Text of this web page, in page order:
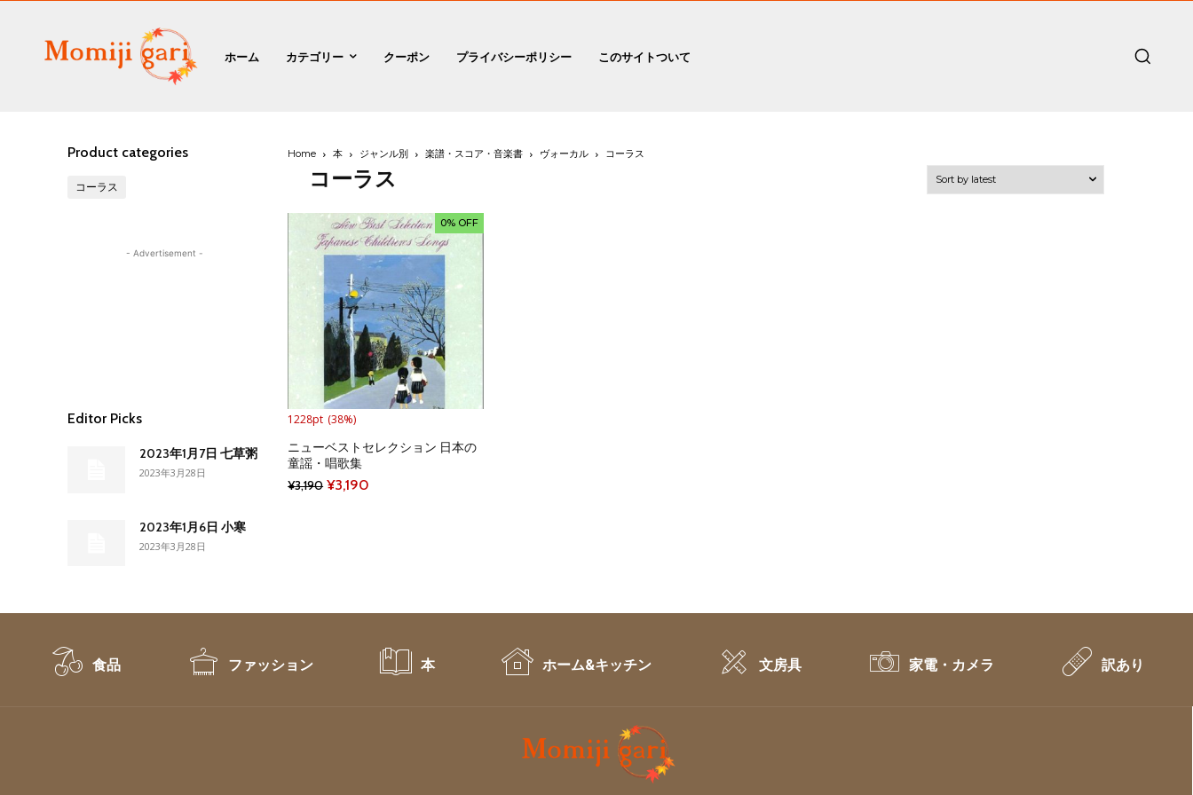
ホーム カテゴリー クーポン プライバシーポリシー このサイトついて
Product categories
コーラス
- Advertisement -
Editor Picks
2023年1月7日 七草粥
2023年3月28日
2023年1月6日 小寒
2023年3月28日
Home 本 ジャンル別 楽譜・スコア・音楽書 ヴォーカル コーラス
コーラス
0% OFF
1228pt (38%)
ニューベストセレクション 日本の
童謡・唱歌集
¥3,190 Original
¥3,190
食品 ファッション 本 ホーム&キッチン 文房具 家電・カメラ 訳あり